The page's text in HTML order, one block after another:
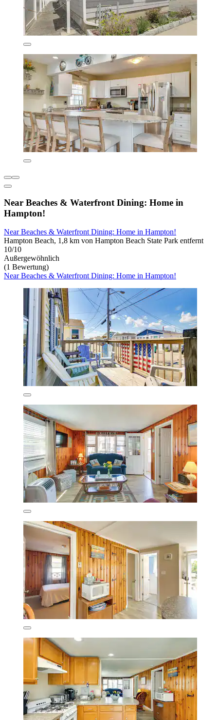
Near Beaches & Waterfront Dining: Home in
Hampton!
Near Beaches & Waterfront Dining: Home in Hampton!
Hampton Beach, 1,8 km von Hampton Beach State Park entfernt
10/10
Außergewöhnlich
(1 Bewertung)
Near Beaches & Waterfront Dining: Home in Hampton!